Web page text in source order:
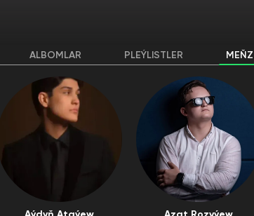
ALBOMLAR PLEÝLISTLER